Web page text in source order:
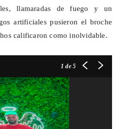
llamaradas de fuego y un
artificiales pusieron el broche
calificaron como inolvidable.
1 de 5